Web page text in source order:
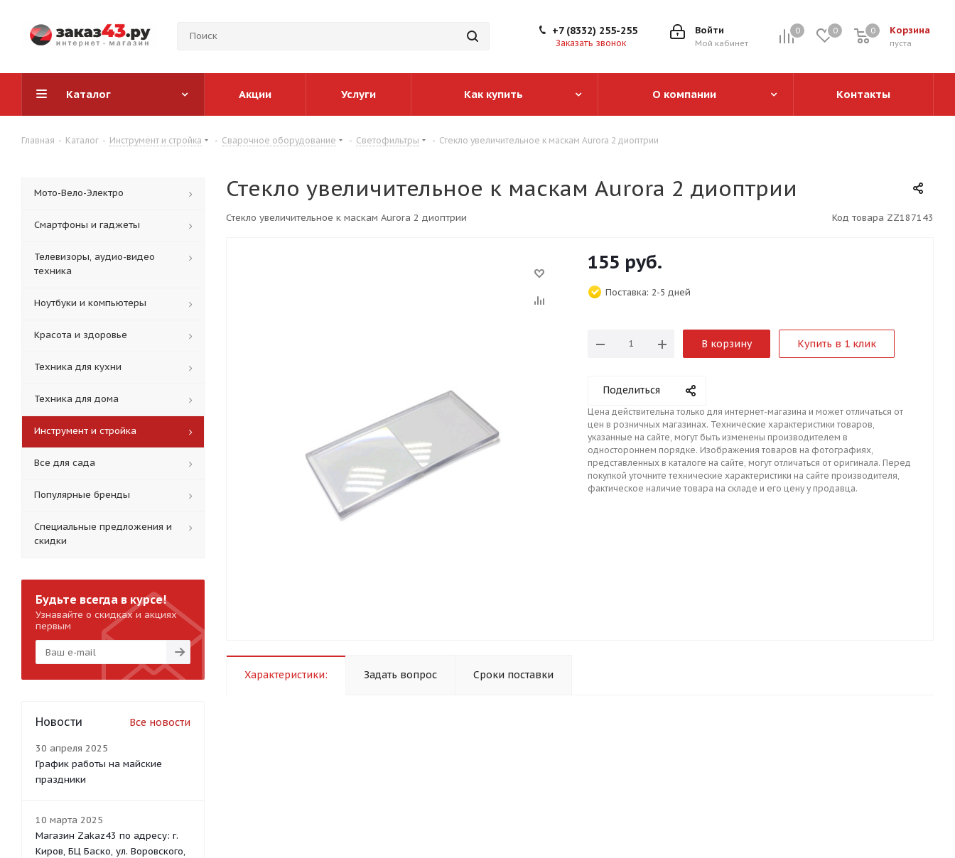
0 0 Корзина
0
пуста
0
Войти
Мой кабинет
+7 (8332) 255-255
Заказать звонок
Каталог Акции Услуги Как купить О компании Контакты
Главная - Каталог - Инструмент и стройка - Сварочное оборудование - Светофильтры - Стекло увеличительное к маскам Aurora 2 диоптрии
Стекло увеличительное к маскам Aurora 2 диоптрии
Стекло увеличительное к маскам Aurora 2 диоптрии Код товара ZZ187143
155 руб.
Поставка: 2-5 дней
В корзину Купить в 1 клик
Поделиться
Цена действительна только для интернет-магазина и может отличаться от
цен в розничных магазинах. Технические характеристики товаров,
указанные на сайте, могут быть изменены производителем в
одностороннем порядке. Изображения товаров на фотографиях,
представленных в каталоге на сайте, могут отличаться от оригинала. Перед
покупкой уточните технические характеристики на сайте производителя,
фактическое наличие товара на складе и его цену у продавца.
Характеристики: Задать вопрос Сроки поставки
Мото-Вело-Электро
Смартфоны и гаджеты
Телевизоры, аудио-видео
техника
Ноутбуки и компьютеры
Красота и здоровье
Техника для кухни
Техника для дома
Инструмент и стройка
Все для сада
Популярные бренды
Специальные предложения и
скидки
Будьте всегда в курсе!
Узнавайте о скидках и акциях
первым
Новости Все новости
30 апреля 2025
График работы на майские
праздники
10 марта 2025
Магазин Zakaz43 по адресу: г.
Киров, БЦ Баско, ул. Воровского,